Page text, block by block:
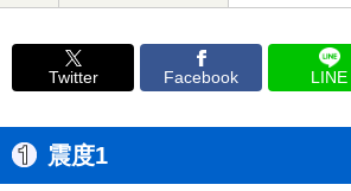
Twitter Facebook LINE
震度1